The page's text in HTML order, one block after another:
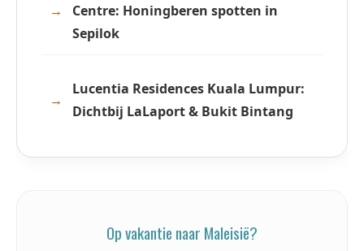
Centre: Honingberen spotten in
Sepilok
Lucentia Residences Kuala Lumpur:
Dichtbij LaLaport & Bukit Bintang
Op vakantie naar Maleisië?